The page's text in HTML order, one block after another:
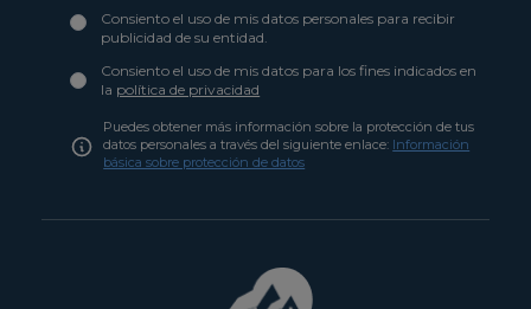
Consiento el uso de mis datos personales para recibir
publicidad de su entidad.
Consiento el uso de mis datos para los fines indicados en
la política de privacidad
Puedes obtener más información sobre la protección de tus
datos personales a través del siguiente enlace: Información
básica sobre protección de datos